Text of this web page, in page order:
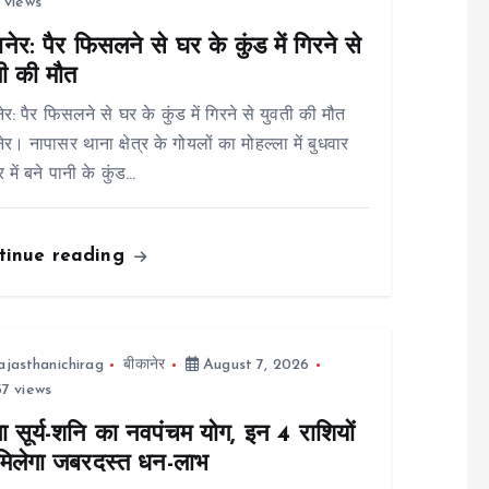
पैर फिसलने से घर के कुंड में गिरने से
की मौत
पैर फिसलने से घर के कुंड में गिरने से युवती की मौत
नापासर थाना क्षेत्र के गोयलों का मोहल्ला में बुधवार
में बने पानी के कुंड…
reading
बीकानेर
August 7, 2026
views
सूर्य-शनि का नवपंचम योग, इन 4 राशियों
जबरदस्त धन-लाभ